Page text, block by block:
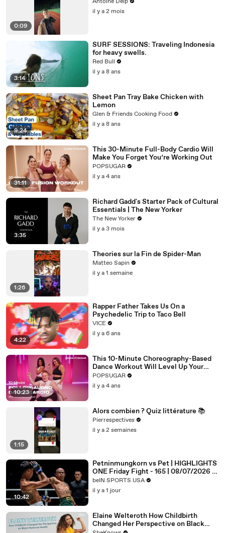
0:09
il y a 2 mois
3:14
SURF SESSIONS: Traveling Indonesia
for heavy swells.
Red Bull
il y a 8 ans
9:24
Sheet Pan Tray Bake Chicken with
Lemon
Glen & Friends Cooking Food
il y a 8 ans
31:11
This 30-Minute Full-Body Cardio Will
Make You Forget You’re Working Out
POPSUGAR
il y a 4 ans
3:35
Richard Gadd's Starter Pack of Cultural
Essentials | The New Yorker
The New Yorker
il y a 3 mois
1:26
Theories sur la Fin de Spider-Man
Matteo Sapin
il y a 1 semaine
4:22
Rapper Father Takes Us On a
Psychedelic Trip to Taco Bell
VICE
il y a 6 ans
10:23
This 10-Minute Choreography-Based
Dance Workout Will Level Up Your
Moves
POPSUGAR
il y a 4 ans
1:15
Alors combien ? Quiz littérature 📚
Pierrespectives
il y a 2 semaines
10:42
Petninmungkorn vs Pet | HIGHLIGHTS
ONE Friday Fight - 165 | 08/07/2026 |
beIN SPORTS USA
beIN SPORTS USA
il y a 1 jour
Elaine Welteroth How Childbirth
Changed Her Perspective on Black